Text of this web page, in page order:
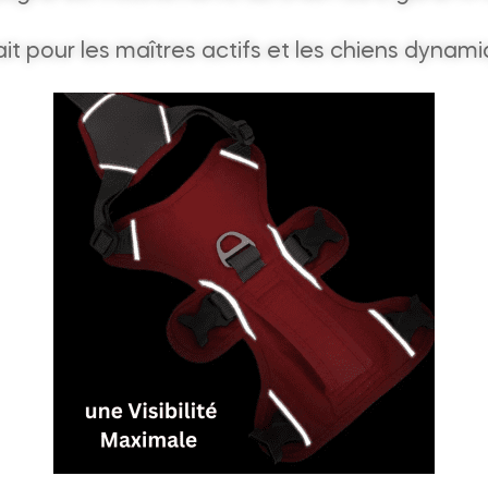
pour les maîtres actifs et les chiens